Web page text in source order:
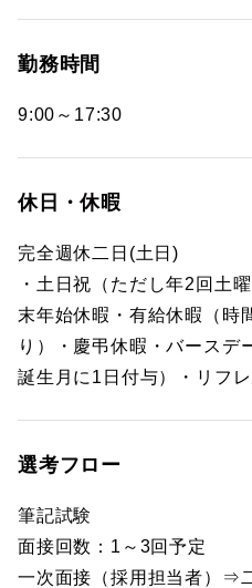
勤務時間
9:00～17:30
休日・休暇
完全週休二日(土日)
・土日祝（ただし年2回土
末年始休暇・有給休暇（時
り）・慶弔休暇・バースデ
誕生月に1日付与）・リフ
選考フロー
筆記試験
面接回数：1～3回予定
一次面接（採用担当者）⇒